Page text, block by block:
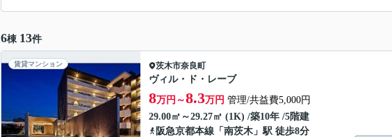
6棟 13件
賃貸マンション 茨木市奈良町
ヴィル・ド・レーブ
8万円～8.3万円 管理/共益費5,000円
29.00㎡～29.27㎡ (1K) /築10年 /5階建
阪急京都本線 「 南茨木 」駅 徒歩8分